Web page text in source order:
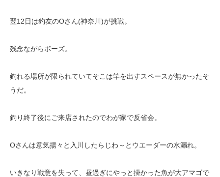
翌12日は釣友のOさん(神奈川)が挑戦。
残念ながらボーズ。
釣れる場所が限られていてそこは竿を出すスペースが無かったそ
うだ。
釣り終了後にご来店されたのでわが家で反省会。
Oさんは意気揚々と入川したらじわ～とウエーダーの水漏れ。
いきなり戦意を失って、昼過ぎにやっと掛かった魚が大アマゴで